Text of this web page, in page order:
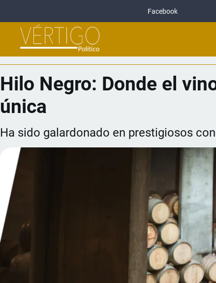
Facebook
Hilo Negro: Donde el
única
Ha sido galardonado en prestigiosos